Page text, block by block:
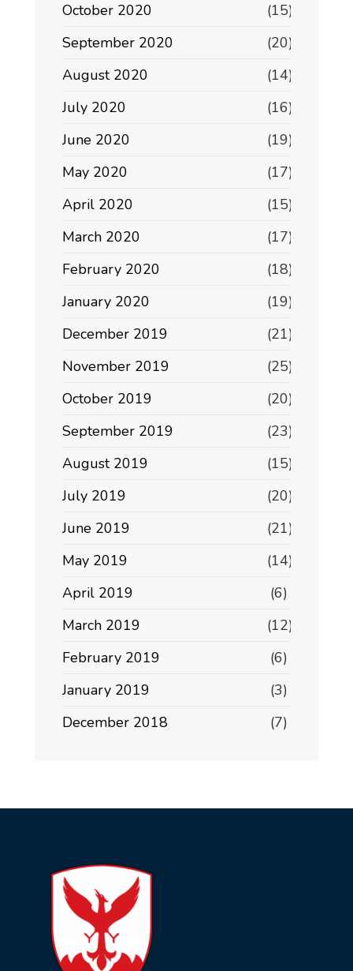
October 2020
(15)
September 2020
(20)
August 2020
(14)
July 2020
(16)
June 2020
(19)
May 2020
(17)
April 2020
(15)
March 2020
(17)
February 2020
(18)
January 2020
(19)
December 2019
(21)
November 2019
(25)
October 2019
(20)
September 2019
(23)
August 2019
(15)
July 2019
(20)
June 2019
(21)
May 2019
(14)
April 2019
(6)
March 2019
(12)
February 2019
(6)
January 2019
(3)
December 2018
(7)